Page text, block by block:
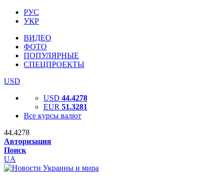
РУС
УКР
ВИДЕО
ФОТО
ПОПУЛЯРНЫЕ
СПЕЦПРОЕКТЫ
USD
USD 44.4278
EUR 51.3281
Все курсы валют
44.4278
Авторизация
Поиск
UA